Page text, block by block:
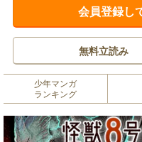
会員登録し
無料立読み
少年マンガ
ランキング